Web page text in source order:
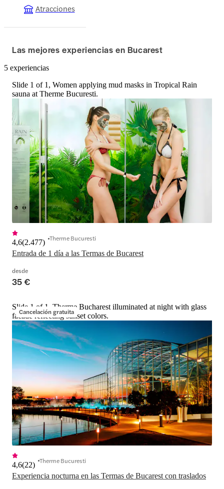
Atracciones
Las mejores experiencias en Bucarest
5 experiencias
Slide 1 of 1, Women applying mud masks in Tropical Rain
sauna at Therme Bucuresti.
Entrada de 1 día a las Termas de Bucarest
4,6(2.477) Therme Bucuresti
desde
35 €
Cancelación gratuita
Slide 1 of 1, Therme Bucharest illuminated at night with glass
facade reflecting sunset colors.
Experiencia nocturna en las Termas de Bucarest con traslados
4,6(22) Therme Bucuresti